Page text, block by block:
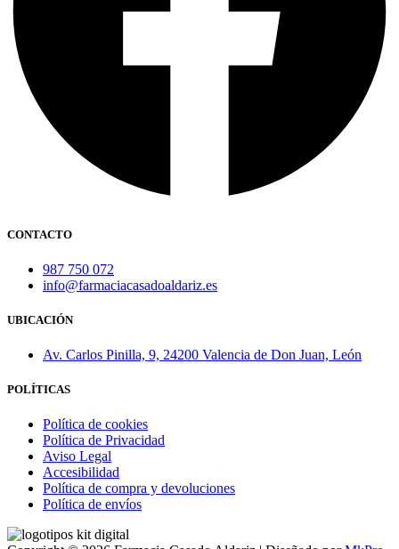
CONTACTO
987 750 072
info@farmaciacasadoaldariz.es
UBICACIÓN
Av. Carlos Pinilla, 9, 24200 Valencia de Don Juan, León
POLÍTICAS
Política de cookies
Política de Privacidad
Aviso Legal
Accesibilidad
Política de compra y devoluciones
Política de envíos